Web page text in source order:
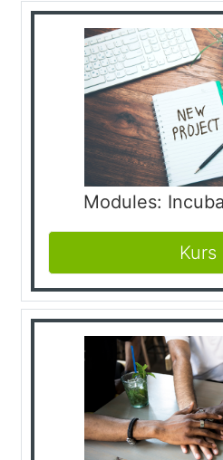
Modules:
Kurs